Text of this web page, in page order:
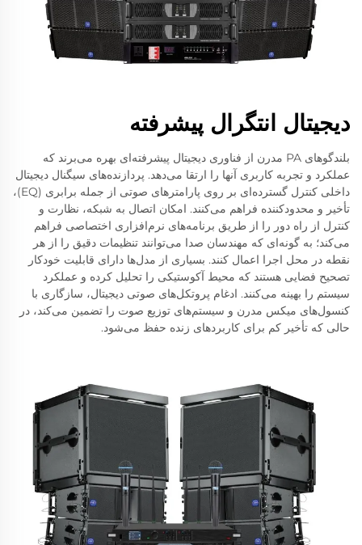
دیجیتال انتگرال پیشرفته
بلندگوهای PA مدرن از فناوری دیجیتال پیشرفته‌ای بهره می‌برند که
عملکرد و تجربه کاربری آنها را ارتقا می‌دهد. پردازنده‌های سیگنال دیجیتال
داخلی کنترل گسترده‌ای بر روی پارامترهای صوتی از جمله برابری (EQ)،
تأخیر و محدودکننده فراهم می‌کنند. امکان اتصال به شبکه، نظارت و
کنترل از راه دور را از طریق برنامه‌های نرم‌افزاری اختصاصی فراهم
می‌کند؛ به گونه‌ای که مهندسان صدا می‌توانند تنظیمات دقیق را از هر
نقطه در محل اجرا اعمال کنند. بسیاری از مدل‌ها دارای قابلیت خودکار
تصحیح فضایی هستند که محیط آکوستیکی را تحلیل کرده و عملکرد
سیستم را بهینه می‌کنند. ادغام پروتکل‌های صوتی دیجیتال، سازگاری با
کنسول‌های میکس مدرن و سیستم‌های توزیع صوت را تضمین می‌کند، در
حالی که تأخیر کم برای کاربردهای زنده حفظ می‌شود.